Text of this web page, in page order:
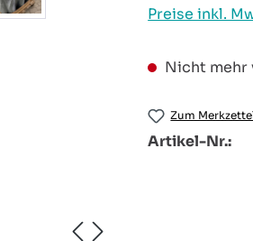
Preise inkl.
Nicht mehr
Zum
Artikel-Nr.: